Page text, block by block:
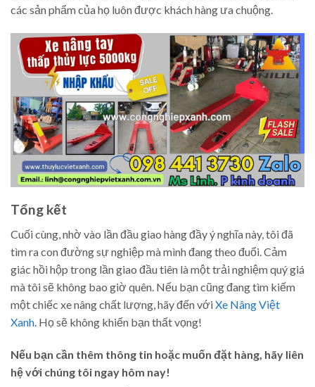
các sản phẩm của họ luôn được khách hàng ưa chuộng.
Tổng kết
Cuối cùng, nhờ vào lần đầu giao hàng đầy ý nghĩa này, tôi đã
tìm ra con đường sự nghiệp mà mình đang theo đuổi. Cảm
giác hồi hộp trong lần giao đầu tiên là một trải nghiệm quý giá
mà tôi sẽ không bao giờ quên. Nếu bạn cũng đang tìm kiếm
một chiếc xe nâng chất lượng, hãy đến vớiXe Nâng Việt
Xanh. Họ sẽ không khiến bạn thất vọng!
Nếu bạn cần thêm thông tin hoặc muốn đặt hàng, hãy liên
hệ với chúng tôi ngay hôm nay!